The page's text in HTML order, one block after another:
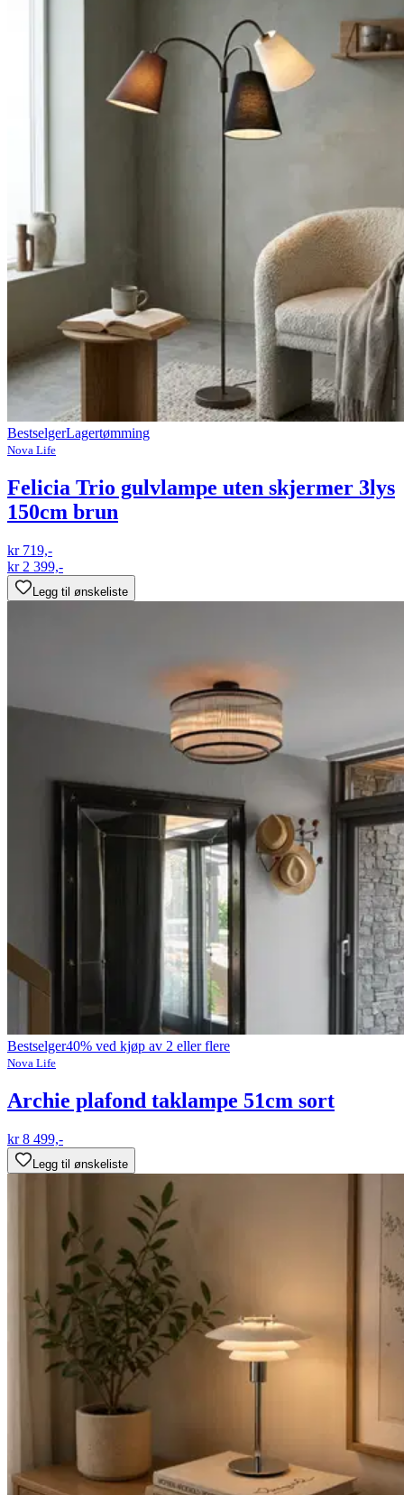
BestselgerLagertømming
Nova Life
Felicia Trio gulvlampe uten skjermer 3lys
150cm brun
kr 719,-
kr 2 399,-
Legg til ønskeliste
Bestselger40% ved kjøp av 2 eller flere
Nova Life
Archie plafond taklampe 51cm sort
kr 8 499,-
Legg til ønskeliste